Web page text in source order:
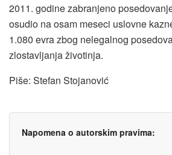
2011. godine zabranjeno
osudio na osam meseci uslovne
1.080 evra zbog nelegalnog
zlostavljanja životinja.
Piše: Stefan Stojanović
Napomena o autorskim pravima: